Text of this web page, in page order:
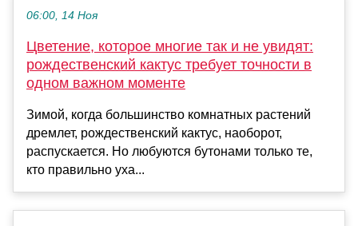
06:00, 14 Ноя
Цветение, которое многие так и не увидят:
рождественский кактус требует точности в
одном важном моменте
Зимой, когда большинство комнатных растений
дремлет, рождественский кактус, наоборот,
распускается. Но любуются бутонами только те,
кто правильно уха...